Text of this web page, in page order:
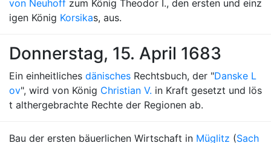
von Neuhoff zum König Theodor I., den ersten und einz
igen König Korsikas, aus.
Donnerstag, 15. April 1683
Ein einheitliches dänisches Rechtsbuch, der "Danske L
ov", wird von König Christian V. in Kraft gesetzt und lös
t althergebrachte Rechte der Regionen ab.
Bau der ersten bäuerlichen Wirtschaft in Müglitz (Sach